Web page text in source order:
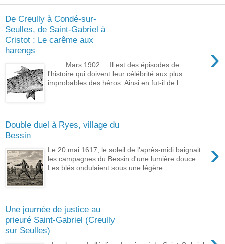
De Creully à Condé-sur-
Seulles, de Saint-Gabriel à
Cristot : Le carême aux
harengs
›
Mars 1902 Il est des épisodes de
l'histoire qui doivent leur célébrité aux plus
improbables des héros. Ainsi en fut-il de l...
Double duel à Ryes, village du
Bessin
›
Le 20 mai 1617, le soleil de l'après-midi baignait
les campagnes du Bessin d'une lumière douce.
Les blés ondulaient sous une légère ...
Une journée de justice au
prieuré Saint-Gabriel (Creully
sur Seulles)